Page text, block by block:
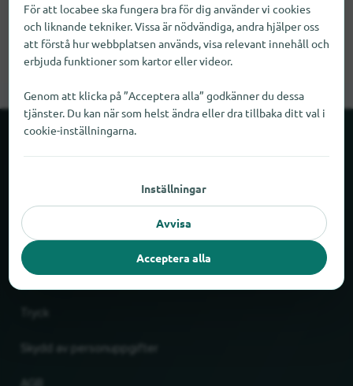
Tyvärr kan vi inte hitta Blau just nu. Om du vet var Blau finns
skulle vi bli glada om du meddelade oss det.
Partner
Rättslig
För att locabee ska fungera bra för dig använder vi cookies
och liknande tekniker. Vissa är nödvändiga, andra hjälper oss
att förstå hur webbplatsen används, visa relevant innehåll och
erbjuda funktioner som kartor eller videor.
Genom att klicka på ”Acceptera alla” godkänner du dessa
tjänster. Du kan när som helst ändra eller dra tillbaka ditt val i
cookie-inställningarna.
Inställningar
Avvisa
Acceptera alla